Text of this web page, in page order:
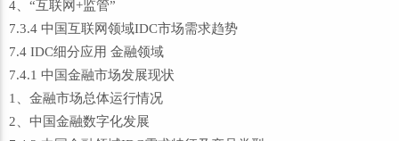
4、“互联网+监管”
7.3.4 中国互联网领域IDC市场需求趋势
7.4 IDC细分应用 金融领域
7.4.1 中国金融市场发展现状
1、金融市场总体运行情况
2、中国金融数字化发展